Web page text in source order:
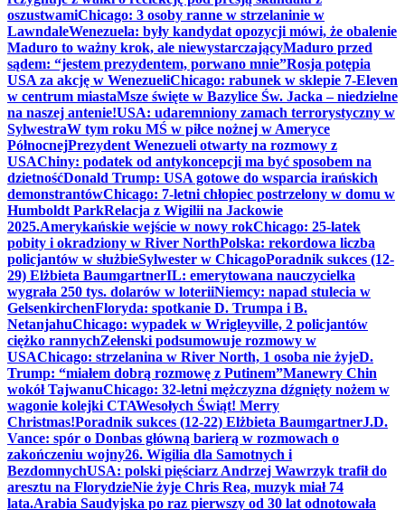
oszustwamiChicago: 3 osoby ranne w strzelaninie w
LawndaleWenezuela: były kandydat opozycji mówi, że obalenie
Maduro to ważny krok, ale niewystarczającyMaduro przed
sądem: “jestem prezydentem, porwano mnie”Rosja potępia
USA za akcję w WenezueliChicago: rabunek w sklepie 7-Eleven
w centrum miastaMsze święte w Bazylice Św. Jacka – niedzielne
na naszej antenie!USA: udaremniony zamach terrorystyczny w
SylwestraW tym roku MŚ w piłce nożnej w Ameryce
PółnocnejPrezydent Wenezueli otwarty na rozmowy z
USAChiny: podatek od antykoncepcji ma być sposobem na
dzietnośćDonald Trump: USA gotowe do wsparcia irańskich
demonstrantówChicago: 7-letni chłopiec postrzelony w domu w
Humboldt ParkRelacja z Wigilii na Jackowie
2025.Amerykańskie wejście w nowy rokChicago: 25-latek
pobity i okradziony w River NorthPolska: rekordowa liczba
policjantów w służbieSylwester w ChicagoPoradnik sukces (12-
29) Elżbieta BaumgartnerIL: emerytowana nauczycielka
wygrała 250 tys. dolarów w loteriiNiemcy: napad stulecia w
GelsenkirchenFloryda: spotkanie D. Trumpa i B.
NetanjahuChicago: wypadek w Wrigleyville, 2 policjantów
ciężko rannychZełenski podsumowuje rozmowy w
USAChicago: strzelanina w River North, 1 osoba nie żyjeD.
Trump: “miałem dobrą rozmowę z Putinem”Manewry Chin
wokół TajwanuChicago: 32-letni mężczyzna dźgnięty nożem w
wagonie kolejki CTAWesołych Świąt! Merry
Christmas!Poradnik sukces (12-22) Elżbieta BaumgartnerJ.D.
Vance: spór o Donbas główną barierą w rozmowach o
zakończeniu wojny26. Wigilia dla Samotnych i
BezdomnychUSA: polski pięściarz Andrzej Wawrzyk trafił do
aresztu na FlorydzieNie żyje Chris Rea, muzyk miał 74
lata.Arabia Saudyjska po raz pierwszy od 30 lat odnotowała